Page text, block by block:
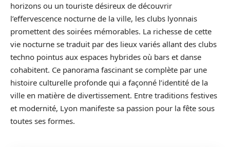
horizons ou un touriste désireux de découvrir
l’effervescence nocturne de la ville, les clubs lyonnais
promettent des soirées mémorables. La richesse de cette
vie nocturne se traduit par des lieux variés allant des clubs
techno pointus aux espaces hybrides où bars et danse
cohabitent. Ce panorama fascinant se complète par une
histoire culturelle profonde qui a façonné l’identité de la
ville en matière de divertissement. Entre traditions festives
et modernité, Lyon manifeste sa passion pour la fête sous
toutes ses formes.